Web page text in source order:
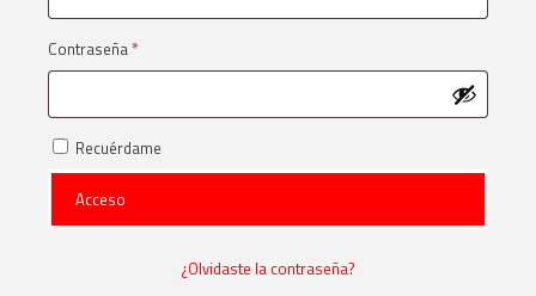
Contraseña*Obligatorio
Recuérdame
Acceso
¿Olvidaste la contraseña?